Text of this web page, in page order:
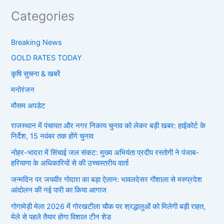
Categories
Breaking News
GOLD RATES TODAY
कृषि सुचना & खबरें
मनोरंजन
मौसम अपडेट
राजस्थान में पंचायत और नगर निकाय चुनाव को लेकर बड़ी खबर: हाईकोर्ट के
निर्देश, 15 नवंबर तक होंगे चुनाव
नोहर-भादरा में सिंचाई जल संकट: मुख्य अभियंता प्रदीप रस्तोगी ने पंजाब-
हरियाणा के अधिकारियों से की उच्चस्तरीय वार्ता
जन्मदिन पर जयवीर गोदारा का बड़ा ऐलान: भावलदेसर गौशाला से मरुप्रदेश
आंदोलन की नई पारी का किया आगाज
गोगामेड़ी मेला 2026 में गोरखटीला चौक पर श्रद्धालुओं को मिलेगी बड़ी राहत,
मेले से पहले तैयार होगा विशाल टीन शेड